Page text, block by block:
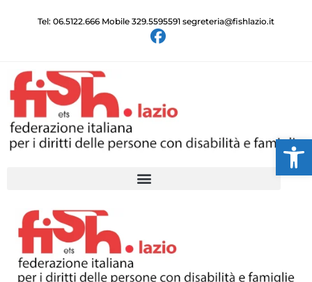
Tel: 06.5122.666 Mobile 329.5595591 segreteria@fishlazio.it